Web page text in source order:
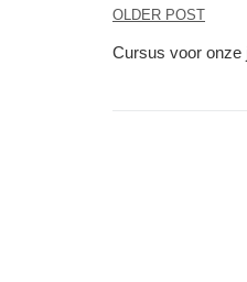
Bericht
OLDER POST
Cursus voor onze